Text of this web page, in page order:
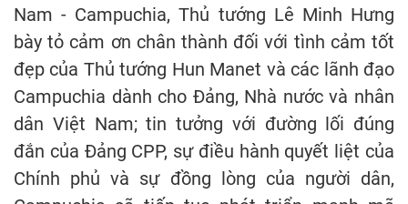
Nam - Campuchia, Thủ tướng Lê Minh Hưng
bày tỏ cảm ơn chân thành đối với tình cảm tốt
đẹp của Thủ tướng Hun Manet và các lãnh đạo
Campuchia dành cho Đảng, Nhà nước và nhân
dân Việt Nam; tin tưởng với đường lối đúng
đắn của Đảng CPP, sự điều hành quyết liệt của
Chính phủ và sự đồng lòng của người dân,